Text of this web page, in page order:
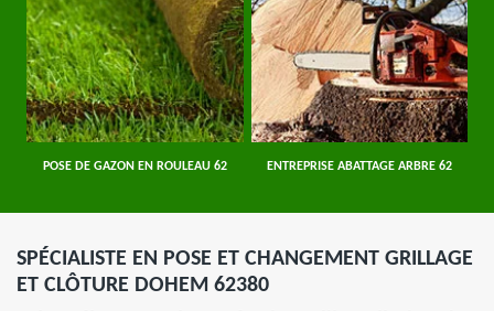
POSE DE GAZON EN ROULEAU 62 ENTREPRISE ABATTAGE ARBRE 62
SPÉCIALISTE EN POSE ET CHANGEMENT GRILLAGE
ET CLÔTURE DOHEM 62380